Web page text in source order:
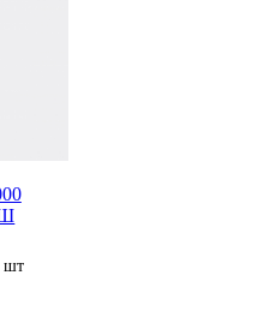
шт